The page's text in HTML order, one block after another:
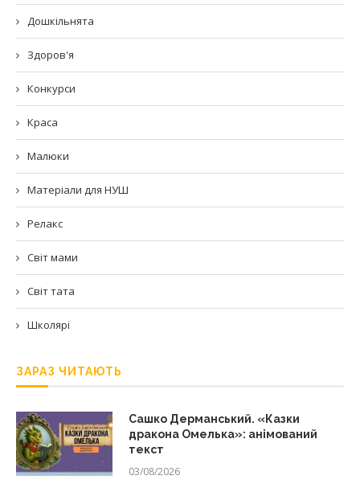
Дошкільнята
Здоров'я
Конкурси
Краса
Малюки
Матеріали для НУШ
Релакс
Світ мами
Світ тата
Школярі
ЗАРАЗ ЧИТАЮТЬ
Сашко Дерманський. «Казки
дракона Омелька»: анімований
текст
03/08/2026